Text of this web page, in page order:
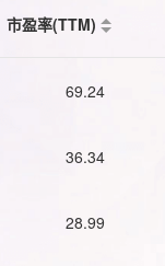
市盈率(TTM)
69.24
36.34
28.99